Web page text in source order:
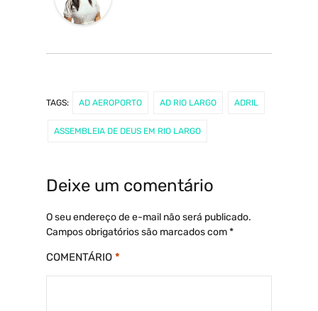
TAGS: AD AEROPORTO AD RIO LARGO ADRIL
ASSEMBLEIA DE DEUS EM RIO LARGO
Deixe um comentário
O seu endereço de e-mail não será publicado.
Campos obrigatórios são marcados com*
COMENTÁRIO *